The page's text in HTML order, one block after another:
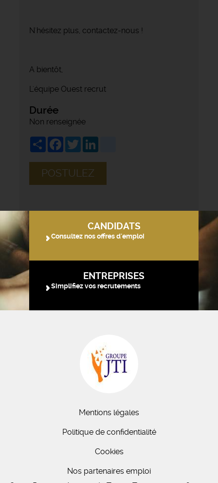
N'hésitez plus, contactez-nous !
A bientôt,
L'équipe Ouest recrut
Durée
Non renseignée
ShareFacebook
Twitter
POSTULEZ
CANDIDATS
Consultez nos offres d'emploi
ENTREPRISES
Simplifiez vos recrutements
Mentions légales
Politique de confidentialité
Cookies
Nos partenaires emploi